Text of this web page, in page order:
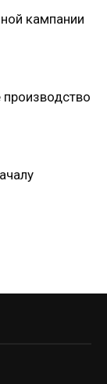
кампании
производство